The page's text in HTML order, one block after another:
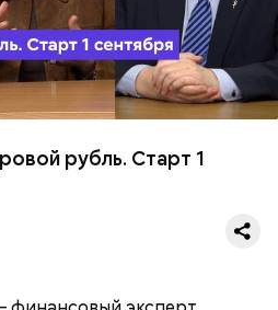
рубль. Старт 1